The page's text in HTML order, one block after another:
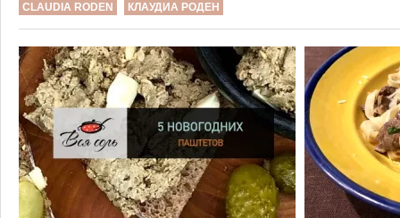
CLAUDIA RODEN
КЛАУДИА РОДЕН